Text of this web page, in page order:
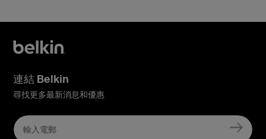
連結 Belkin
尋找更多最新消息和優惠